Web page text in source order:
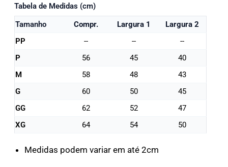
Tabela de Medidas (cm)
Tamanho
Compr. Largura 1
Largura 2
PP
-- --
--
P
56 45
40
M
58 48
43
G
60 50
45
GG
62 52
47
XG
64 54 50
Medidas podem variar em até 2cm